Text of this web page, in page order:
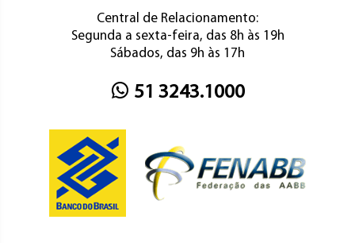
Central de Relacionamento:
Segunda a sexta-feira, das 8h às 19h
Sábados, das 9h às 17h
51 3243.1000